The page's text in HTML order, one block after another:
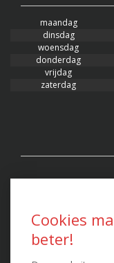
maandag
dinsdag
woensdag
donderdag
vrijdag
zaterdag
T.
Cookies
beter!